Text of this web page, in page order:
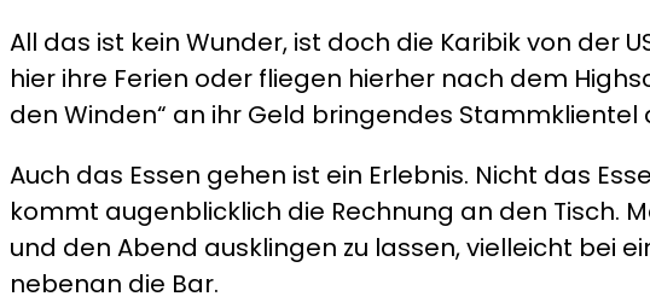
All das ist kein Wunder, ist doch die Karibik von der
hier ihre Ferien oder fliegen hierher nach dem
den Winden“ an ihr Geld bringendes Stammklientel
Auch das Essen gehen ist ein Erlebnis. Nicht das
kommt augenblicklich die Rechnung an den Tisch.
und den Abend ausklingen zu lassen, vielleicht bei
nebenan die Bar.